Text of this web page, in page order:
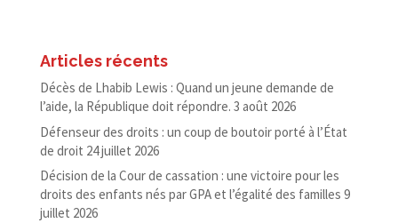
Articles récents
Décès de Lhabib Lewis : Quand un jeune demande de
l’aide, la République doit répondre. 3 août 2026
Défenseur des droits : un coup de boutoir porté à l’État
de droit 24 juillet 2026
Décision de la Cour de cassation : une victoire pour les
droits des enfants nés par GPA et l’égalité des familles 9
juillet 2026